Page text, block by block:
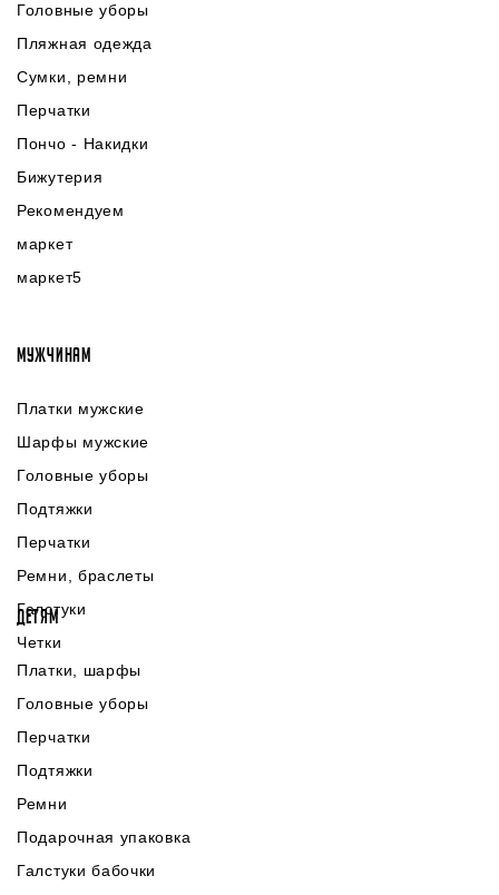
Головные уборы
Пляжная одежда
Сумки, ремни
Перчатки
Пончо - Накидки
Бижутерия
Рекомендуем
маркет
маркет5
МУЖЧИНАМ
Платки мужские
Шарфы мужские
Головные уборы
Подтяжки
Перчатки
Ремни, браслеты
Галстуки
Четки
ДЕТЯМ
Платки, шарфы
Головные уборы
Перчатки
Подтяжки
Ремни
Подарочная упаковка
Галстуки бабочки